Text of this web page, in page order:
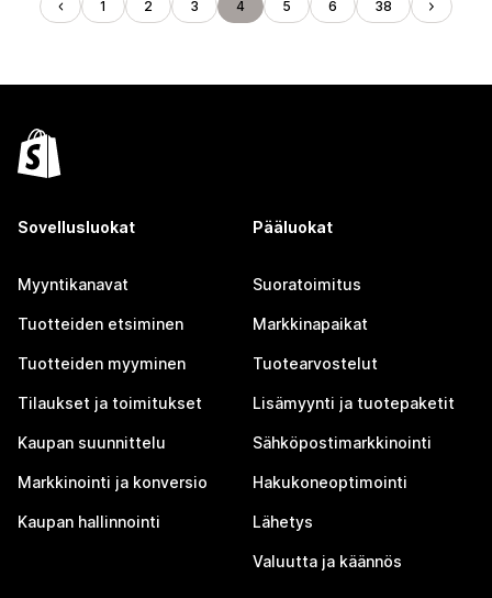
1 2 3 4 5 6 38
Sovellusluokat
Myyntikanavat
Tuotteiden etsiminen
Tuotteiden myyminen
Tilaukset ja toimitukset
Kaupan suunnittelu
Markkinointi ja konversio
Kaupan hallinnointi
Pääluokat
Suoratoimitus
Markkinapaikat
Tuotearvostelut
Lisämyynti ja tuotepaketit
Sähköpostimarkkinointi
Hakukoneoptimointi
Lähetys
Valuutta ja käännös